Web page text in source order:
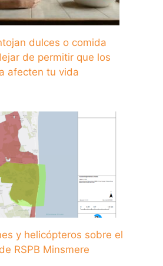
dulces o comida
de permitir que los
afecten tu vida
y helicópteros sobre el
RSPB Minsmere